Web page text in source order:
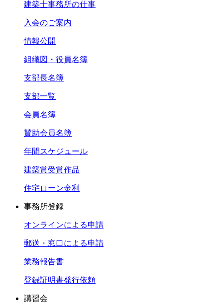
建築士事務所の仕事
入会のご案内
情報公開
組織図・役員名簿
支部長名簿
支部一覧
会員名簿
賛助会員名簿
年間スケジュール
建築賞受賞作品
住宅ローン金利
事務所登録
オンラインによる申請
郵送・窓口による申請
業務報告書
登録証明書発行依頼
講習会